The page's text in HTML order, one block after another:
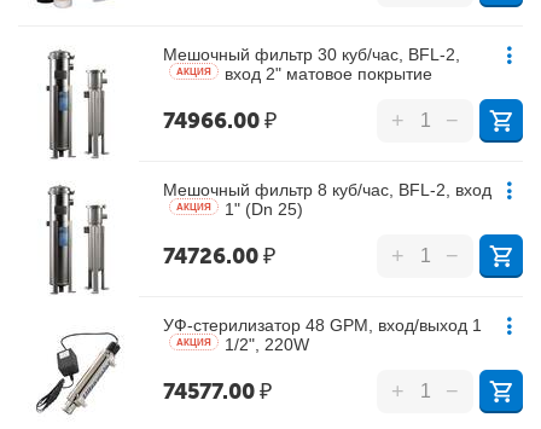
Мешочный фильтр 30 куб/час, BFL-2,
вход 2" матовое покрытие
AКЦИЯ
74966.00₽ + −
Мешочный фильтр 8 куб/час, BFL-2, вход
1" (Dn 25)
AКЦИЯ
74726.00₽ + −
УФ-стерилизатор 48 GPM, вход/выход 1
1/2", 220W
AКЦИЯ
74577.00₽ + −